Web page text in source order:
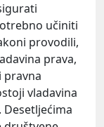
učiniti
provodili,
prava,
pravna
vladavina
Desetljećima